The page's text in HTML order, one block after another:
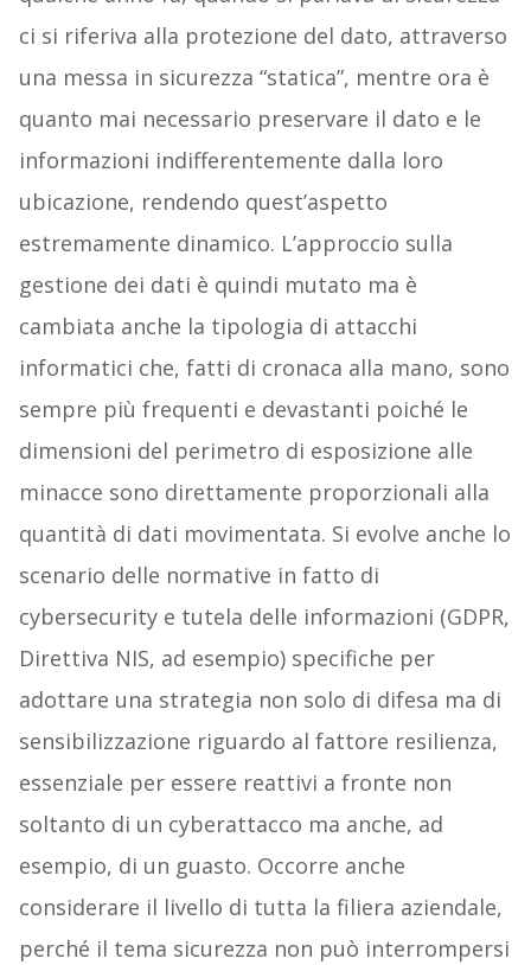
ci si riferiva alla protezione del dato, attraverso
una messa in sicurezza “statica”, mentre ora è
quanto mai necessario preservare il dato e le
informazioni indifferentemente dalla loro
ubicazione, rendendo quest’aspetto
estremamente dinamico. L’approccio sulla
gestione dei dati è quindi mutato ma è
cambiata anche la tipologia di attacchi
informatici che, fatti di cronaca alla mano, sono
sempre più frequenti e devastanti poiché le
dimensioni del perimetro di esposizione alle
minacce sono direttamente proporzionali alla
quantità di dati movimentata. Si evolve anche lo
scenario delle normative in fatto di
cybersecurity e tutela delle informazioni (GDPR,
Direttiva NIS, ad esempio) specifiche per
adottare una strategia non solo di difesa ma di
sensibilizzazione riguardo al fattore resilienza,
essenziale per essere reattivi a fronte non
soltanto di un cyberattacco ma anche, ad
esempio, di un guasto. Occorre anche
considerare il livello di tutta la filiera aziendale,
perché il tema sicurezza non può interrompersi